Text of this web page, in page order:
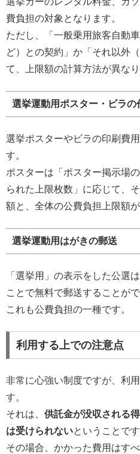
費負担の対象となります。
ただし、「一般乗用旅客自動
ど）との契約」か「それ以外
て、上限額の計算方法が異なり
選挙運動用ポスター・ビラの
選挙ポスターやビラの印刷費
す。
ポスターは「ポスター掲示場
られた上限枚数」に応じて、
額と、全体の公費負担上限額
選挙運動用はがきの郵送
「選挙用」の表示をした公選
ことで無料で郵送することがで
これも公費負担の一種です。
利用する上での注意点
非常に心強い制度ですが、利
す。
それは、 供託金が没収される
は受けられないということです
その場合、かかった費用はす